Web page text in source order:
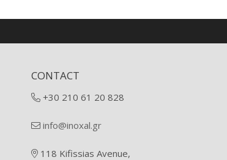
CONTACT
+30 210 61 20 828
info@inoxal.gr
118 Kifissias Avenue,